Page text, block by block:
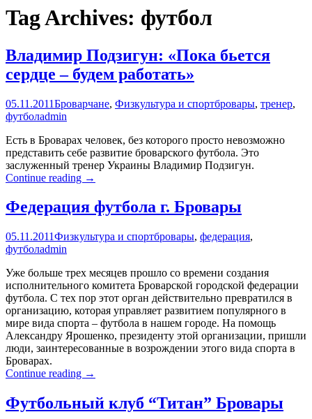
Tag Archives: футбол
Владимир Подзигун: «Пока бьется
сердце – будем работать»
05.11.2011Броварчане, Физкультура и спортбровары, тренер,
футболadmin
Есть в Броварах человек, без которого просто невозможно
представить себе развитие броварского футбола. Это
заслуженный тренер Украины Владимир Подзигун.
Continue reading Владимир
«Пока
бьется
–
→
Федерация футбола г. Бровары
05.11.2011Физкультура и спортбровары, федерация,
футболadmin
Уже больше трех месяцев прошло со времени создания
исполнительного комитета Броварской городской федерации
футбола. С тех пор этот орган действительно превратился в
организацию, которая управляет развитием популярного в
мире вида спорта – футбола в нашем городе. На помощь
Александру Ярошенко, президенту этой организации, пришли
люди, заинтересованные в возрождении этого вида спорта в
Броварах.
Continue reading Федерация
Бровары
→
Футбольный клуб “Титан” Бровары